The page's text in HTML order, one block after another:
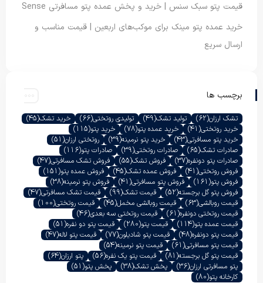
قیمت پتو سبک سنس | خرید و پخش عمده پتو مسافرتی Sense
خرید عمده پتو مینک برای موکب‌های اربعین | قیمت مناسب و
ارسال سریع
برچسب ها
تشک ارزان(62) تولید تشک(49) تولیدی روتختی(66) خرید تشک(45)
خرید روتختی(41) خرید عمده پتو(78) خرید پتو(115)
خرید پتو مسافرتی(43) خرید پتو نرمینه(39) روتختی ارزان(51)
صادرات تشک(65) صادرات روتختی(39) صادرات پتو(116)
صادرات پتو دونفره(37) فروش تشک(55) فروش تشک مسافرتی(47)
فروش روتختی(41) فروش عمده تشک(45) فروش عمده پتو(151)
فروش پتو(161) فروش پتو مسافرتی(41) فروش پتو نرمینه(38)
فروش پتو گل برجسته(52) قیمت تشک(99) قیمت تشک مسافرتی(47)
قیمت روبالشی(63) قیمت روبالشی مخمل(45) قیمت روتختی(100)
قیمت روتختی دونفره(61) قیمت روتختی سه بعدی(46)
قیمت عمده پتو(114) قیمت پتو(280) قیمت پتو دو نفره(51)
قیمت پتو دونفره(48) قیمت پتو شادیلون(77) قیمت پتو لاله(47)
قیمت پتو مسافرتی(61) قیمت پتو نرمینه(54)
قیمت پتو گل برجسته(81) قیمت پتو یک نفره(56) پتو ارزان(64)
پتو مسافرتی ارزان(36) پخش تشک(38) پخش پتو(51)
کارخانه پتو(80)